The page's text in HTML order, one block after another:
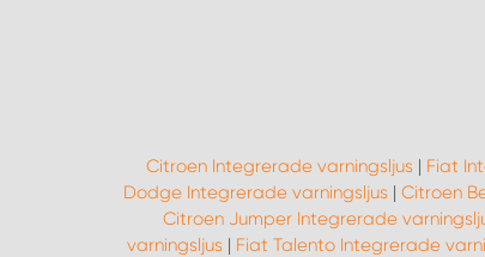
Citroen Integrerade varningsljus | Fiat
Dodge Integrerade varningsljus | Citroen
Citroen Jumper Integrerade
varningsljus | Fiat Talento Integrerade